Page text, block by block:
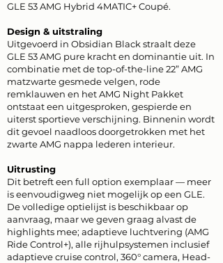
GLE 53 AMG Hybrid 4MATIC+ Coupé.
Design & uitstraling
Uitgevoerd in Obsidian Black straalt deze
GLE 53 AMG pure kracht en dominantie uit. In
combinatie met de top-of-the-line 22” AMG
matzwarte gesmede velgen, rode
remklauwen en het AMG Night Pakket
ontstaat een uitgesproken, gespierde en
uiterst sportieve verschijning. Binnenin wordt
dit gevoel naadloos doorgetrokken met het
zwarte AMG nappa lederen interieur.
Uitrusting
Dit betreft een full option exemplaar — meer
is eenvoudigweg niet mogelijk op een GLE.
De volledige optielijst is beschikbaar op
aanvraag, maar we geven graag alvast de
highlights mee; adaptieve luchtvering (AMG
Ride Control+), alle rijhulpsystemen inclusief
adaptieve cruise control, 360° camera, Head-